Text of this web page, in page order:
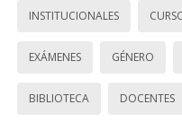
INSTITUCIONALES
EXÁMENES GÉNERO
BIBLIOTECA DOCENTES